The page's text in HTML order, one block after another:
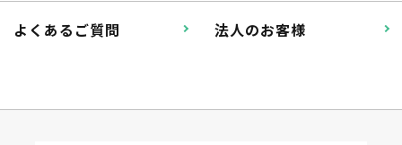
よくあるご質問 法人のお客様